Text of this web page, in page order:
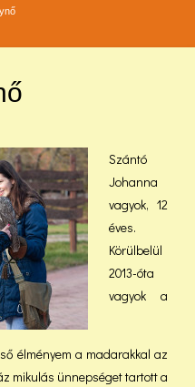
Szántó
Johanna
vagyok, 12
éves.
Körülbelül
2013-óta
vagyok a
élményem a madarakkal az
mikulás ünnepséget tartott a